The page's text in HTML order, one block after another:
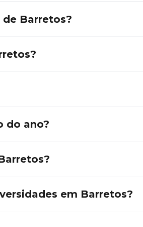
Barretos?
do ano?
em Barretos?